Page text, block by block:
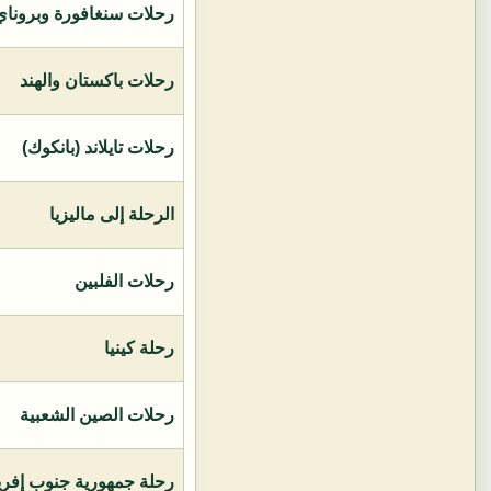
رحلات سنغافورة
رحلات باكستان والهند
رحلات تايلاند (بانكوك)
الرحلة إلى ماليزيا
رحلات الفلبين
رحلة كينيا
رحلات الصين الشعبية
رحلة جمهورية جنوب